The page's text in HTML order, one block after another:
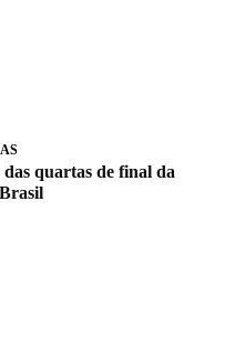
quartas de final da